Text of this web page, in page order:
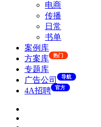
电商
传播
日常
书单
案例库
方案库
热门
专题库
广告公司
导航
4A招聘 官方